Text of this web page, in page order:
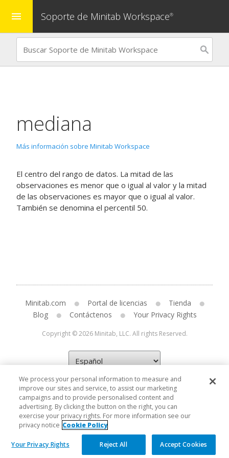
menu Soporte de Minitab Workspace®
mediana
Más información sobre Minitab Workspace
El centro del rango de datos. La mitad de las
observaciones es menor que o igual al valor y la mitad
de las observaciones es mayor que o igual al valor.
También se denomina el percentil 50.
Minitab.com Portal de licencias
Tienda
Blog
Contáctenos Your Privacy Rights
Copyright © 2026 Minitab, LLC. All rights Reserved.
We process your personal information to measure and
improve our sites and service, to assist our marketing
campaigns and to provide personalised content and
advertising. By clicking the button on the right, you can
exercise your privacy rights. For more information see our
privacy notice Cookie Policy
Your Privacy Rights Reject All Accept Cookies